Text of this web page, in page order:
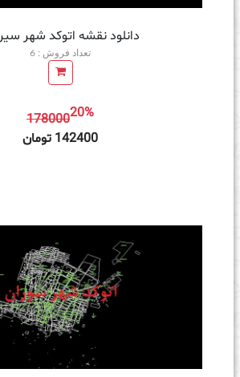
دانلود نقشه اتوکد شهر
تعداد فروش : 6
17800020%
142400 تومان